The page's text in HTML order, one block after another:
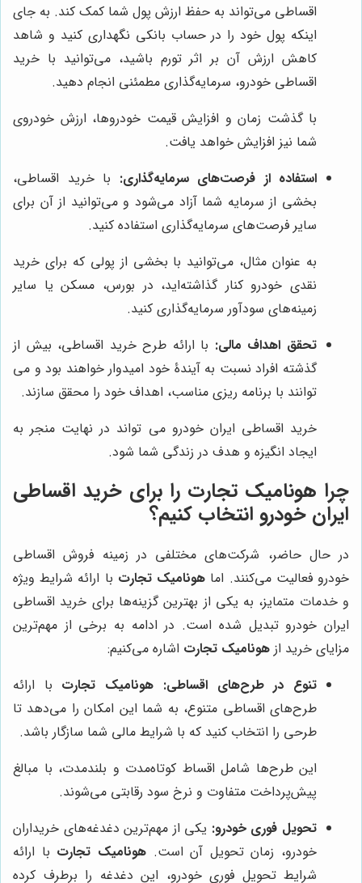
اقساطی می‌تواند به حفظ ارزش پول شما کمک کند. به جای
اینکه پول خود را در حساب بانکی نگهداری کنید و شاهد
کاهش ارزش آن بر اثر تورم باشید، می‌توانید با خرید
اقساطی خودرو، سرمایه‌گذاری مطمئنی انجام دهید.
با گذشت زمان و افزایش قیمت خودروها، ارزش خودروی
شما نیز افزایش خواهد یافت.
استفاده از فرصت‌های سرمایه‌گذاری: با خرید اقساطی،
بخشی از سرمایه شما آزاد می‌شود و می‌توانید از آن برای
سایر فرصت‌های سرمایه‌گذاری استفاده کنید.
به عنوان مثال، می‌توانید با بخشی از پولی که برای خرید
نقدی خودرو کنار گذاشته‌اید، در بورس، مسکن یا سایر
زمینه‌های سودآور سرمایه‌گذاری کنید.
تحقق اهداف مالی: با ارائه طرح خرید اقساطی، بیش از
گذشته افراد نسبت به آیندۀ خود امیدوار خواهند بود و می
توانند با برنامه ریزی مناسب، اهداف خود را محقق سازند.
خرید اقساطی ایران خودرو می تواند در نهایت منجر به
ایجاد انگیزه و هدف در زندگی شما شود.
چرا هونامیک تجارت را برای خرید اقساطی
ایران خودرو انتخاب کنیم؟
در حال حاضر، شرکت‌های مختلفی در زمینه فروش اقساطی
خودرو فعالیت می‌کنند. اما هونامیک تجارت با ارائه شرایط ویژه
و خدمات متمایز، به یکی از بهترین گزینه‌ها برای خرید اقساطی
ایران خودرو تبدیل شده است. در ادامه به برخی از مهم‌ترین
مزایای خرید از هونامیک تجارت اشاره می‌کنیم:
تنوع در طرح‌های اقساطی: هونامیک تجارت با ارائه
طرح‌های اقساطی متنوع، به شما این امکان را می‌دهد تا
طرحی را انتخاب کنید که با شرایط مالی شما سازگار باشد.
این طرح‌ها شامل اقساط کوتاه‌مدت و بلندمدت، با مبالغ
پیش‌پرداخت متفاوت و نرخ سود رقابتی می‌شوند.
تحویل فوری خودرو: یکی از مهم‌ترین دغدغه‌های خریداران
خودرو، زمان تحویل آن است.هونامیک تجارت با ارائه
شرایط تحویل فوری خودرو، این دغدغه را برطرف کرده